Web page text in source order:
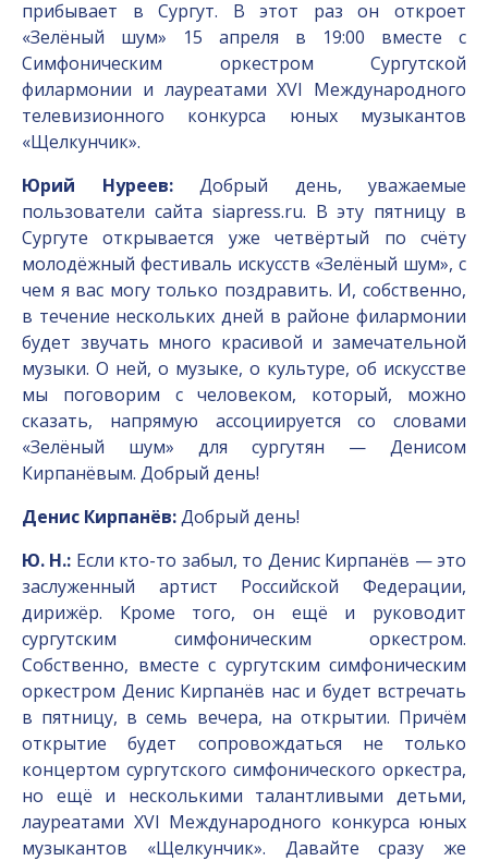
прибывает в Сургут. В этот раз он откроет
«Зелёный шум» 15 апреля в 19:00 вместе с
Симфоническим оркестром Сургутской
филармонии и лауреатами XVI Международного
телевизионного конкурса юных музыкантов
«Щелкунчик».
Юрий Нуреев:Добрый день, уважаемые
пользователи сайта siapress.ru. В эту пятницу в
Сургуте открывается уже четвёртый по счёту
молодёжный фестиваль искусств «Зелёный шум», с
чем я вас могу только поздравить. И, собственно,
в течение нескольких дней в районе филармонии
будет звучать много красивой и замечательной
музыки. О ней, о музыке, о культуре, об искусстве
мы поговорим с человеком, который, можно
сказать, напрямую ассоциируется со словами
«Зелёный шум» для сургутян — Денисом
Кирпанёвым. Добрый день!
Денис Кирпанёв:Добрый день!
Ю. Н.: Если кто-то забыл, то Денис Кирпанёв — это
заслуженный артист Российской Федерации,
дирижёр. Кроме того, он ещё и руководит
сургутским симфоническим оркестром.
Собственно, вместе с сургутским симфоническим
оркестром Денис Кирпанёв нас и будет встречать
в пятницу, в семь вечера, на открытии. Причём
открытие будет сопровождаться не только
концертом сургутского симфонического оркестра,
но ещё и несколькими талантливыми детьми,
лауреатами XVI Международного конкурса юных
музыкантов «Щелкунчик». Давайте сразу же